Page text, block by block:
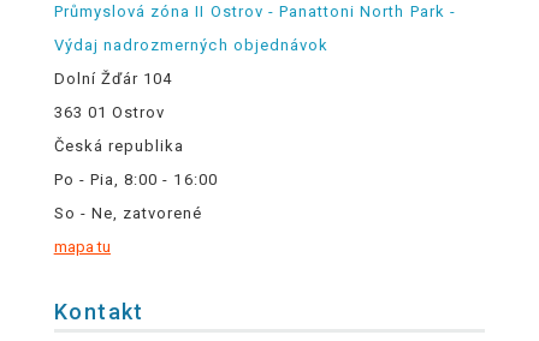
Průmyslová zóna II Ostrov - Panattoni North Park -
Výdaj nadrozmerných objednávok
Dolní Žďár 104
363 01 Ostrov
Česká republika
Po - Pia, 8:00 - 16:00
So - Ne, zatvorené
mapa tu
Kontakt